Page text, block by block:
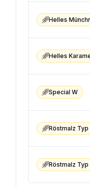
Special W
Röstmalz Typ
Röstmalz Typ